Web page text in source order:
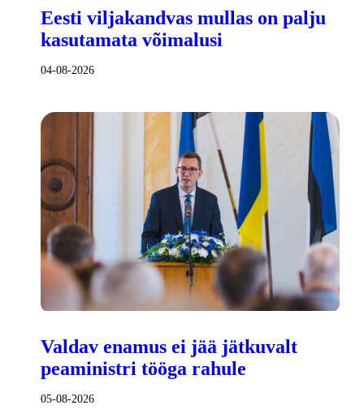
Eesti viljakandvas mullas on palju
kasutamata võimalusi
04-08-2026
Valdav enamus ei jää jätkuvalt
peaministri tööga rahule
05-08-2026